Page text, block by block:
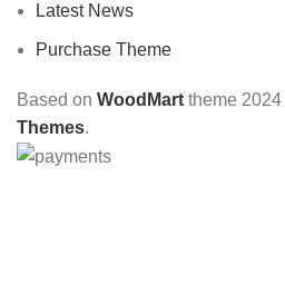
Latest News
Purchase Theme
Based on WoodMart theme 2024
Themes.